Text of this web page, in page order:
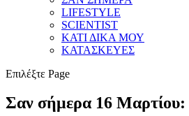
LIFESTYLE
SCIENTIST
ΚΑΤΙ ΔΙΚΑ ΜΟΥ
ΚΑΤΑΣΚΕΥΕΣ
Επιλέξτε Page
Σαν σήμερα 16